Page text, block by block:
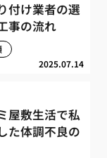
付け業者の選
事の流れ
2025.07.14
屋敷生活で私
た体調不良の